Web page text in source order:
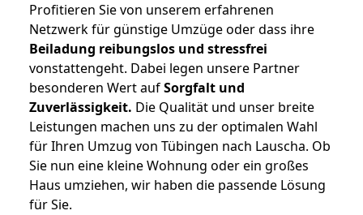
Profitieren Sie von unserem erfahrenen
Netzwerk für günstige Umzüge oder dass ihre
Beiladung reibungslos und stressfrei
vonstattengeht. Dabei legen unsere Partner
besonderen Wert aufSorgfalt und
Zuverlässigkeit. Die Qualität und unser breite
Leistungen machen uns zu der optimalen Wahl
für Ihren Umzug von Tübingen nach Lauscha. Ob
Sie nun eine kleine Wohnung oder ein großes
Haus umziehen, wir haben die passende Lösung
für Sie.